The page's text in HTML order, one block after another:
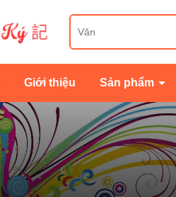
Giới thiệu Sản phẩm